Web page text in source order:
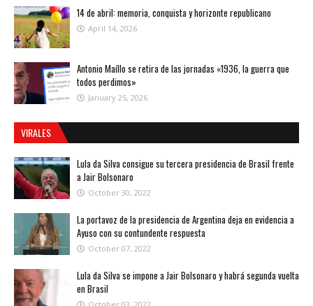
14 de abril: memoria, conquista y horizonte republicano
April 14, 2026
Antonio Maíllo se retira de las jornadas «1936, la guerra que
todos perdimos»
January 25, 2026
VIRALES
Lula da Silva consigue su tercera presidencia de Brasil frente
a Jair Bolsonaro
October 30, 2022
La portavoz de la presidencia de Argentina deja en evidencia a
Ayuso con su contundente respuesta
October 07, 2022
Lula da Silva se impone a Jair Bolsonaro y habrá segunda vuelta
en Brasil